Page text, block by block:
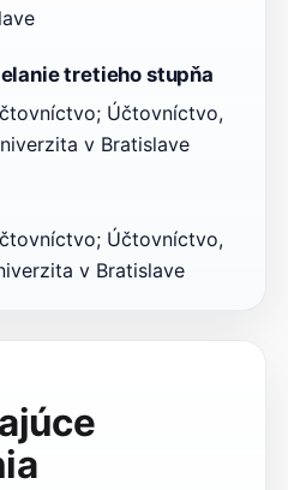
tretieho stupňa
Účtovníctvo,
v Bratislave
Účtovníctvo,
v Bratislave